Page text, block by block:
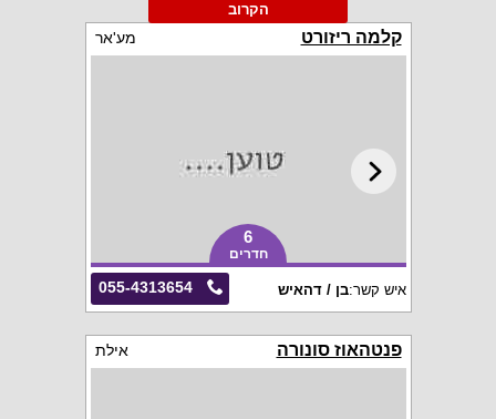
הקרוב
קלמה ריזורט מע'אר
6
חדרים
055-4313654 איש קשר:בן / דהאיש
פנטהאוז סונורה אילת